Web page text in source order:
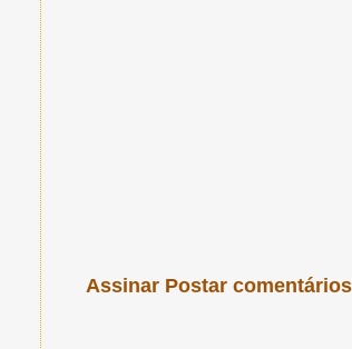
Assinar Postar